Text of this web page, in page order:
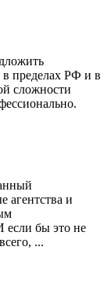
в пределах РФ и в
сложности
агентства и
если бы это не
...